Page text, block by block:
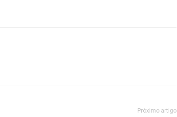
Próximo artigo